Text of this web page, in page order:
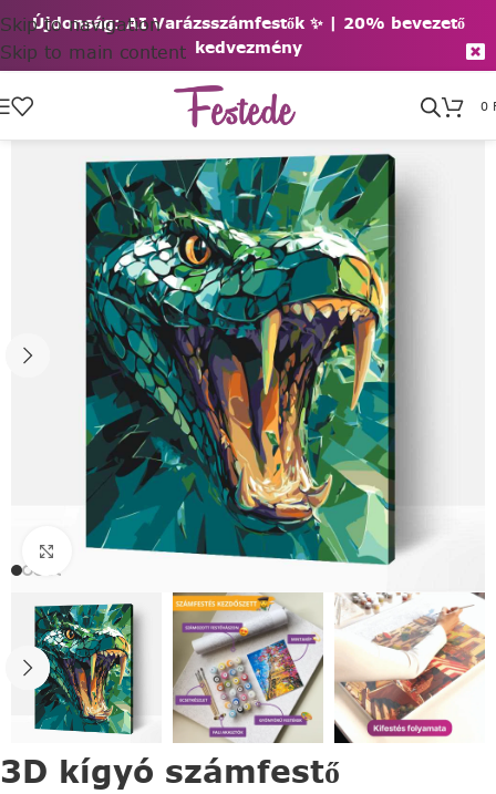
Újdonság: AI Varázsszámfestők ✨ | 20% bevezető
kedvezmény
Skip to navigation
Skip to main content
0
Click to enlarge
3D kígyó számfestő